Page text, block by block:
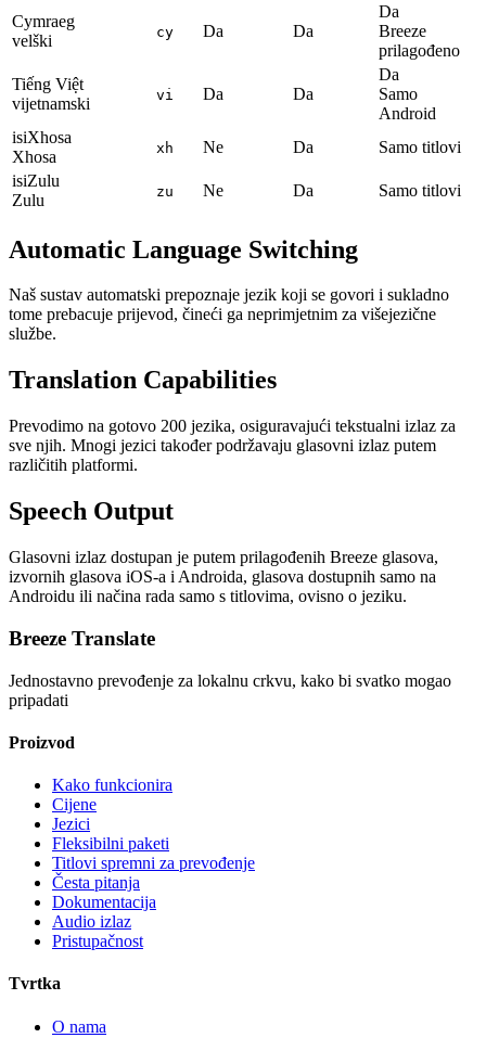
Cymraeg
velški
cy Da Da
Da
Breeze
prilagođeno
Tiếng Việt
vijetnamski
vi Da Da
Da
Samo
Android
isiXhosa
Xhosa
xh Ne Da
Samo titlovi
isiZulu
Zulu
zu Ne Da Samo titlovi
Automatic Language Switching
Naš sustav automatski prepoznaje jezik koji se govori i sukladno
tome prebacuje prijevod, čineći ga neprimjetnim za višejezične
službe.
Translation Capabilities
Prevodimo na gotovo 200 jezika, osiguravajući tekstualni izlaz za
sve njih. Mnogi jezici također podržavaju glasovni izlaz putem
različitih platformi.
Speech Output
Glasovni izlaz dostupan je putem prilagođenih Breeze glasova,
izvornih glasova iOS-a i Androida, glasova dostupnih samo na
Androidu ili načina rada samo s titlovima, ovisno o jeziku.
Breeze Translate
Jednostavno prevođenje za lokalnu crkvu, kako bi svatko mogao
pripadati
Proizvod
Kako funkcionira
Cijene
Jezici
Fleksibilni paketi
Titlovi spremni za prevođenje
Česta pitanja
Dokumentacija
Audio izlaz
Pristupačnost
Tvrtka
O nama